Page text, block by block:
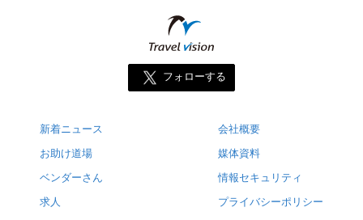
フォローする
新着ニュース
お助け道場
ベンダーさん
求人
会社概要
媒体資料
情報セキュリティ
プライバシーポリシー